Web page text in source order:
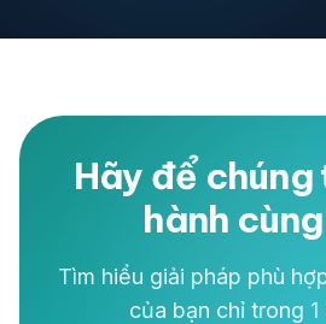
Hãy để
hành
Tìm hiểu giải pháp phù
của bạn chỉ trong